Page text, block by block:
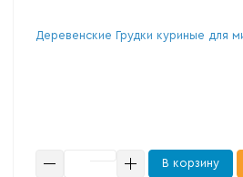
Деревенские Грудки куриные для
В корзину